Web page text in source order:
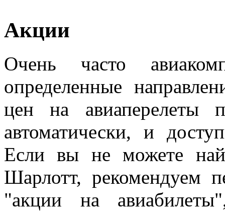
Акции
Очень часто
определенные
цен на авиаперелеты
автоматически, и
Если вы не можете
Шарлотт, рекомендуем
"акции на